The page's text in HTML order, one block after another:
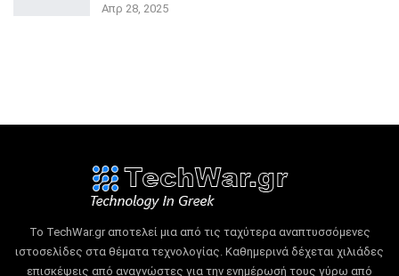
Απρ 28, 2025
Το TechWar.gr αποτελεί μια από τις ταχύτερα αναπτυσσόμενες
ιστοσελίδες στα θέματα τεχνολογίας. Καθημερινά δέχεται χιλιάδες
επισκέψεις από αναγνώστες για την ενημέρωσή τους γύρω από